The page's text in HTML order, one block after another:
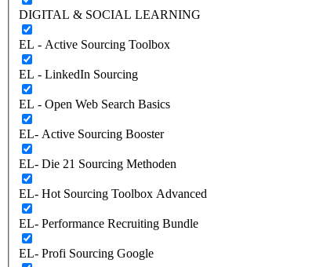
DIGITAL & SOCIAL LEARNING
EL - Active Sourcing Toolbox
EL - LinkedIn Sourcing
EL - Open Web Search Basics
EL- Active Sourcing Booster
EL- Die 21 Sourcing Methoden
EL- Hot Sourcing Toolbox Advanced
EL- Performance Recruiting Bundle
EL- Profi Sourcing Google